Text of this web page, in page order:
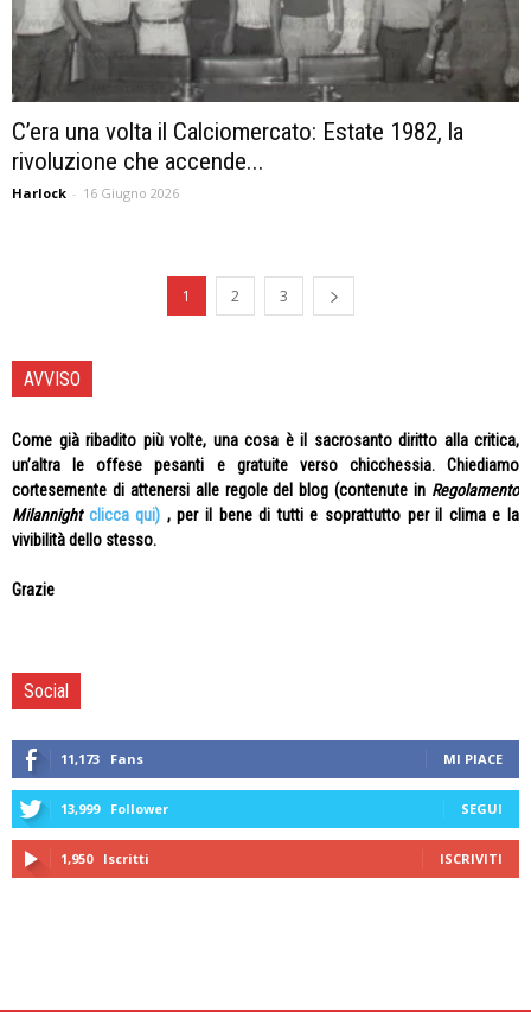
C’era una volta il Calciomercato: Estate 1982, la
rivoluzione che accende...
Harlock - 16 Giugno 2026
1 2 3
AVVISO
Come già ribadito più volte, una cosa è il sacrosanto diritto alla critica,
un’altra le offese pesanti e gratuite verso chicchessia. Chiediamo
cortesemente di attenersi alle regole del blog (contenute in Regolamento
Milannight clicca qui) , per il bene di tutti e soprattutto per il clima e la
vivibilità dello stesso.
Grazie
Social
11,173 Fans MI PIACE
13,999 Follower SEGUI
1,950 Iscritti ISCRIVITI